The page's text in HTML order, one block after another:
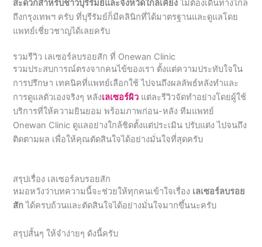
รวมรีวิว เลเซอร์ลบรอยสัก ที่ Onewan Clinic
รวมประสบการณ์ตรงจากคนไข้ของเรา ตั้งแต่ความประทับใจใน
การดูแลตัวเองจริงๆ หลังเลเซอร์ผิวแต่ละรีวิวจัดทำอย่างโดยผู้ใช้
บริการที่ให้ความยินยอม พร้อมภาพก่อน-หลัง ทีมแพทย์
Onewan Clinic ดูแลอย่างใกล้ชิดตั้งแต่ประเมิน ปรับแต่ง ไปจนถึง
ติดตามผล เพื่อให้คุณตัดสินใจได้อย่างมั่นใจที่สุดครับ
สรุปเรื่อง เลเซอร์ลบรอยสัก
สรุปสั้นๆ ให้จำง่ายๆ ดังนี้ครับ
ผิวโดยตรง ให้ร่างกายกำจัดออกเองตามธรรมชาติ ปลอดภัย ได้